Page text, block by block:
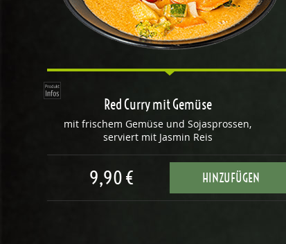
Red Curry mit Gemüse
mit frischem Gemüse und Sojasprossen,
serviert mit Jasmin Reis
9,90 € HINZUFÜGEN